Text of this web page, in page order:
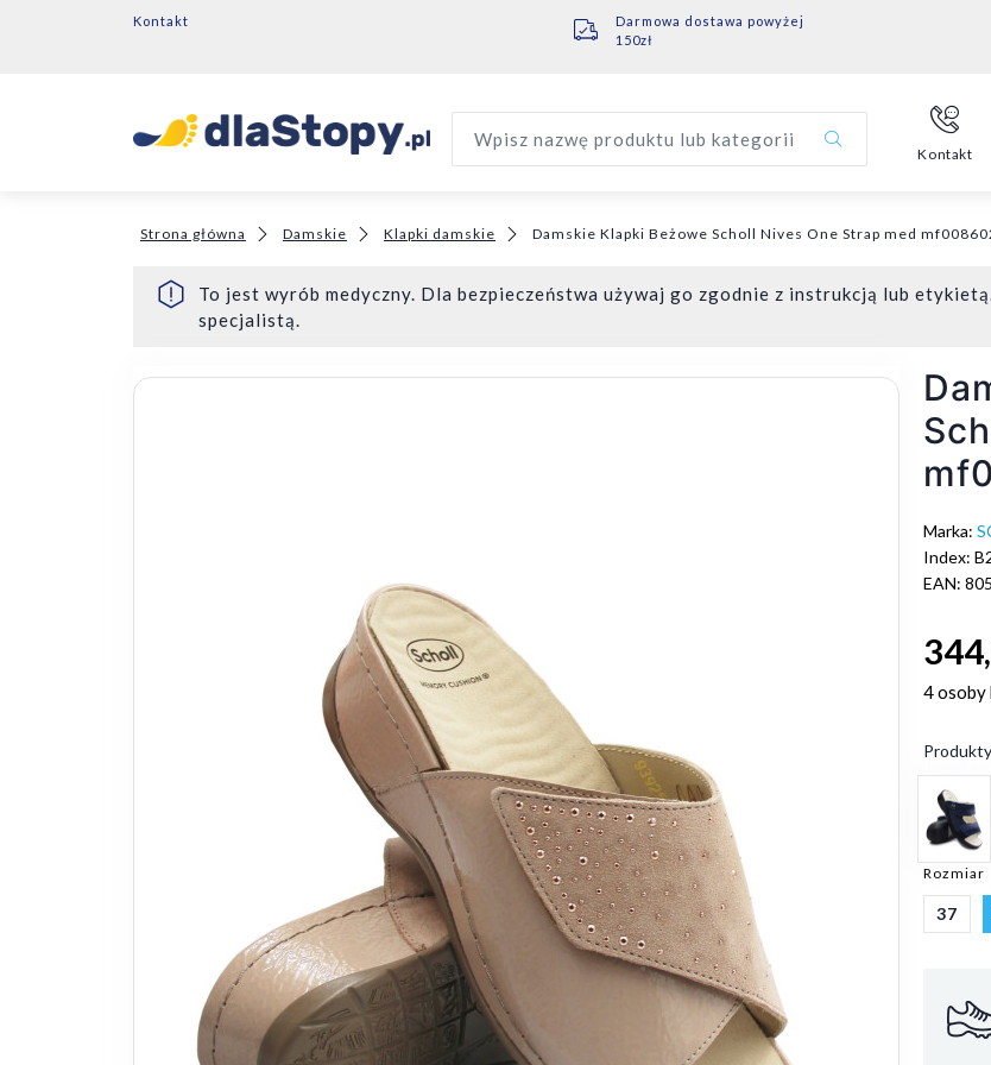
Kontakt
Darmowa dostawa powyżej
150zł
Wpisz nazwę produktu lub kategorii
Kontakt
Strona główna Damskie Klapki damskie Damskie Klapki Beżowe Scholl Nives One Strap med
To jest wyrób medyczny. Dla bezpieczeństwa używaj go zgodnie z instrukcją lub
specjalistą.
Marka:
Index:
EAN:
4 osoby
Rozmiar
37